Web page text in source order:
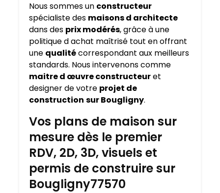
Nous sommes un constructeur
spécialiste des maisons d architecte
dans des prix modérés, grâce à une
politique d achat maîtrisé tout en offrant
une qualitécorrespondant aux meilleurs
standards. Nous intervenons comme
maitre d œuvre constructeuret
designer de votre projet de
construction sur Bougligny.
Vos plans de maison sur
mesure dès le premier
RDV, 2D, 3D, visuels et
permis de construire sur
Bougligny77570